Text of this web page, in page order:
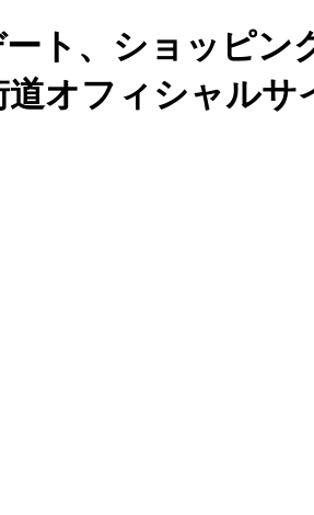
ト、ショッピ
オフィシャルサ